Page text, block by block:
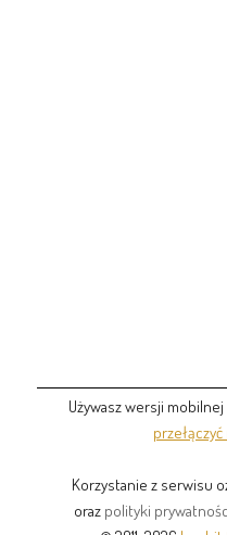
Używasz wersji
Korzystanie z serwisu
oraz polityki